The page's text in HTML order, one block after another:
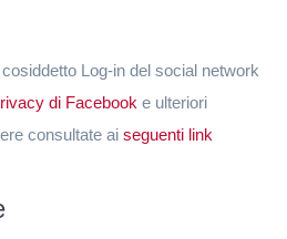
Log-in del social network
di Facebook e ulteriori
consultate aiseguenti link